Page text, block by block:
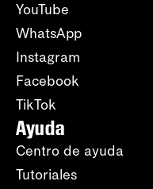
YouTube
WhatsApp
Instagram
Facebook
TikTok
Ayuda
Centro de ayuda
Tutoriales